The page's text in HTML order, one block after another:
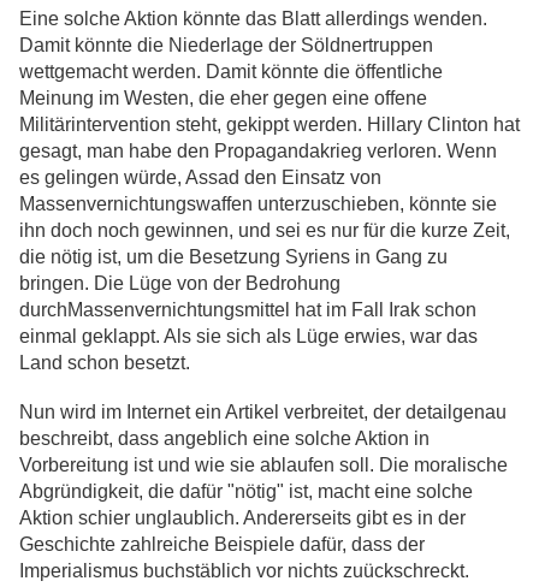
Eine solche Aktion könnte das Blatt allerdings wenden.
Damit könnte die Niederlage der Söldnertruppen
wettgemacht werden. Damit könnte die öffentliche
Meinung im Westen, die eher gegen eine offene
Militärintervention steht, gekippt werden. Hillary Clinton hat
gesagt, man habe den Propagandakrieg verloren. Wenn
es gelingen würde, Assad den Einsatz von
Massenvernichtungswaffen unterzuschieben, könnte sie
ihn doch noch gewinnen, und sei es nur für die kurze Zeit,
die nötig ist, um die Besetzung Syriens in Gang zu
bringen. Die Lüge von der Bedrohung
durchMassenvernichtungsmittel hat im Fall Irak schon
einmal geklappt. Als sie sich als Lüge erwies, war das
Land schon besetzt.
Nun wird im Internet ein Artikel verbreitet, der detailgenau
beschreibt, dass angeblich eine solche Aktion in
Vorbereitung ist und wie sie ablaufen soll. Die moralische
Abgründigkeit, die dafür "nötig" ist, macht eine solche
Aktion schier unglaublich. Andererseits gibt es in der
Geschichte zahlreiche Beispiele dafür, dass der
Imperialismus buchstäblich vor nichts zuückschreckt.